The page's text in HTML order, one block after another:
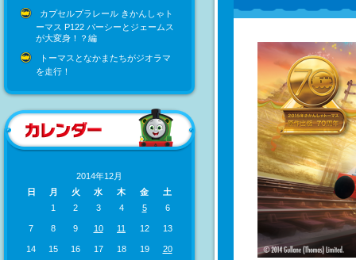
カプセルプラレール きかんしゃト
ーマス P122 パーシーとジェームス
が大変身！？編
トーマスとなかまたちがジオラマ
を走行！
2014年12月
日
月 火 水 木 金
土
1
2 3 4 5 6
7 8 9 10 11 12 13
14 15 16 17 18 19 20